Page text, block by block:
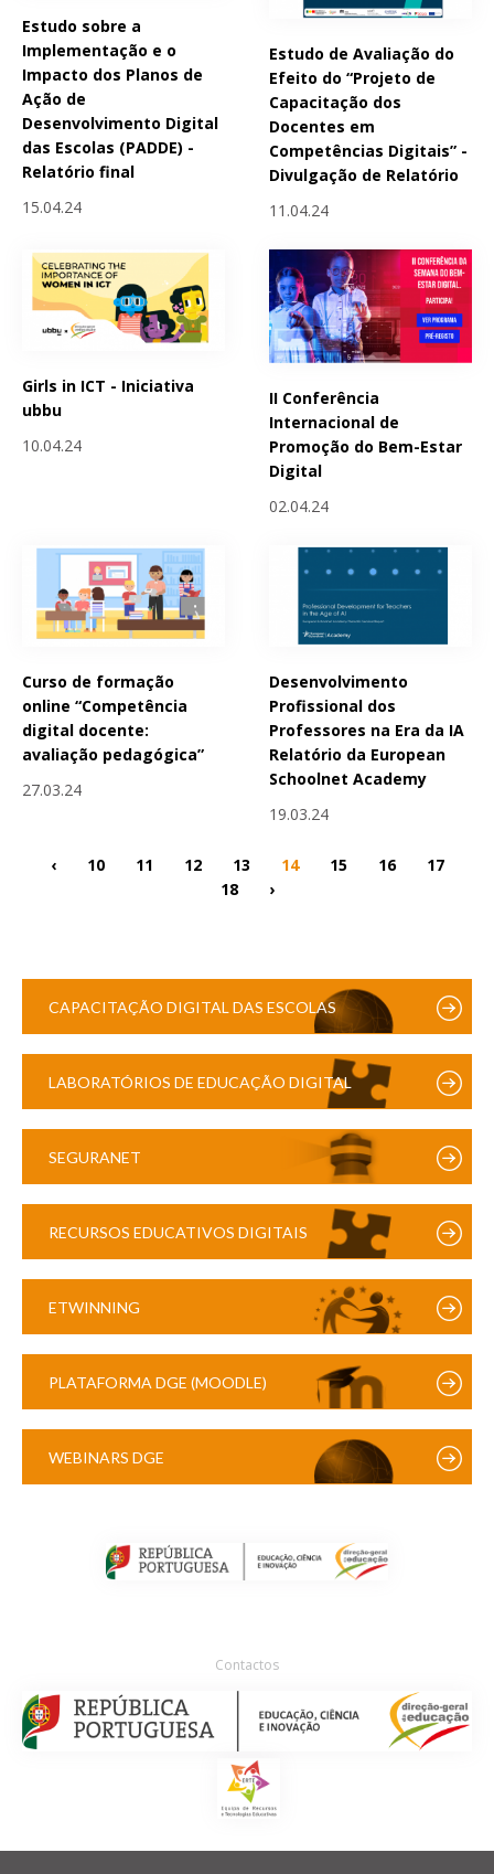
Estudo sobre a
Implementação e o
Impacto dos Planos de
Ação de
Desenvolvimento Digital
das Escolas (PADDE) -
Relatório final
15.04.24
Estudo de Avaliação do
Efeito do “Projeto de
Capacitação dos
Docentes em
Competências Digitais” -
Divulgação de Relatório
11.04.24
Girls in ICT - Iniciativa
ubbu
10.04.24
II Conferência
Internacional de
Promoção do Bem-Estar
Digital
02.04.24
Curso de formação
online “Competência
digital docente:
avaliação pedagógica”
27.03.24
Desenvolvimento
Profissional dos
Professores na Era da IA
Relatório da European
Schoolnet Academy
19.03.24
‹ 10 11 12 13 14 15 16
17
18
›
CAPACITAÇÃO DIGITAL DAS ESCOLAS
LABORATÓRIOS DE EDUCAÇÃO DIGITAL
SEGURANET
RECURSOS EDUCATIVOS DIGITAIS
ETWINNING
PLATAFORMA DGE (MOODLE)
WEBINARS DGE
Contactos